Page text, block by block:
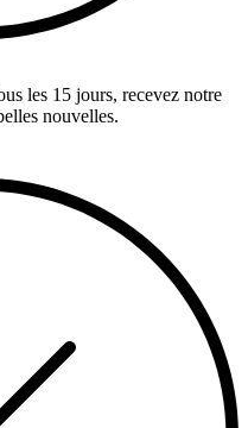
les 15 jours, recevez notre
nouvelles.